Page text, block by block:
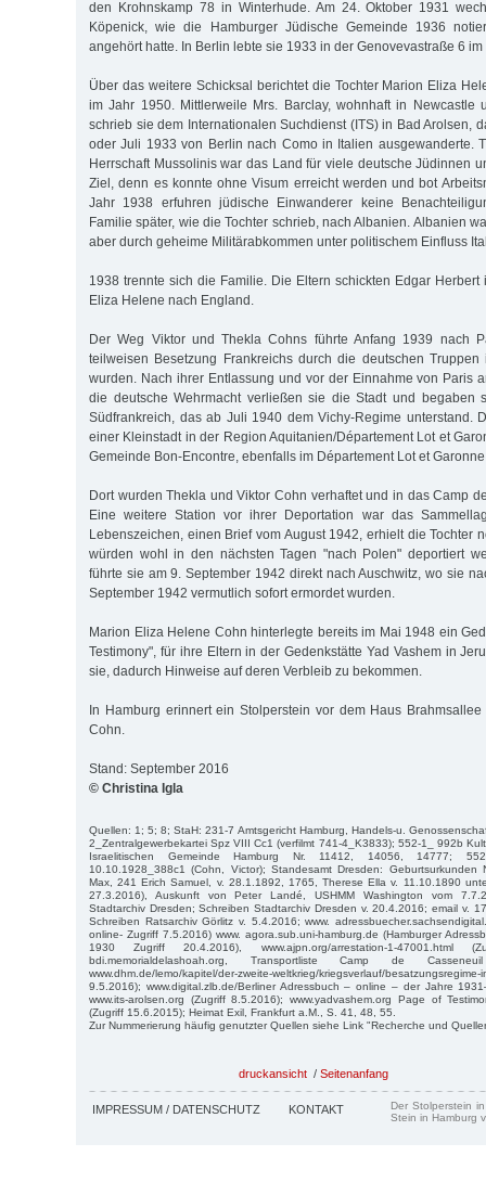
den Krohnskamp 78 in Winterhude. Am 24. Oktober 1931
Köpenick, wie die Hamburger Jüdische Gemeinde 1936
angehört hatte. In Berlin lebte sie 1933 in der Genovevastraße 6
Über das weitere Schicksal berichtet die Tochter Marion Eliza
im Jahr 1950. Mittlerweile Mrs. Barclay, wohnhaft in Newcastle
schrieb sie dem Internationalen Suchdienst (ITS) in Bad Arolsen,
oder Juli 1933 von Berlin nach Como in Italien ausgewanderte.
Herrschaft Mussolinis war das Land für viele deutsche Jüdinnen
Ziel, denn es konnte ohne Visum erreicht werden und bot
Jahr 1938 erfuhren jüdische Einwanderer keine
Familie später, wie die Tochter schrieb, nach Albanien. Albanien
aber durch geheime Militärabkommen unter politischem Einfluss
1938 trennte sich die Familie. Die Eltern schickten Edgar
Eliza Helene nach England.
Der Weg Viktor und Thekla Cohns führte Anfang 1939 nach
teilweisen Besetzung Frankreichs durch die deutschen
wurden. Nach ihrer Entlassung und vor der Einnahme von Paris
die deutsche Wehrmacht verließen sie die Stadt und begaben
Südfrankreich, das ab Juli 1940 dem Vichy-Regime unterstand.
einer Kleinstadt in der Region Aquitanien/Département Lot et
Gemeinde Bon-Encontre, ebenfalls im Département Lot et
Dort wurden Thekla und Viktor Cohn verhaftet und in das Camp
Eine weitere Station vor ihrer Deportation war das
Lebenszeichen, einen Brief vom August 1942, erhielt die Tochter
würden wohl in den nächsten Tagen "nach Polen" deportiert
führte sie am 9. September 1942 direkt nach Auschwitz, wo sie
September 1942 vermutlich sofort ermordet wurden.
Marion Eliza Helene Cohn hinterlegte bereits im Mai 1948 ein
Testimony", für ihre Eltern in der Gedenkstätte Yad Vashem in
sie, dadurch Hinweise auf deren Verbleib zu bekommen.
In Hamburg erinnert ein Stolperstein vor dem Haus
Cohn.
Stand: September 2016
© Christina Igla
Quellen: 1; 5; 8; StaH: 231-7 Amtsgericht Hamburg, Handels-u.
2_Zentralgewerbekartei Spz VIII Cc1 (verfilmt 741-4_K3833); 552-1_ 992b
Israelitischen Gemeinde Hamburg Nr. 11412, 14056, 14777; 552-
10.10.1928_388c1 (Cohn, Victor); Standesamt Dresden: Geburtsurkunden
Max, 241 Erich Samuel, v. 28.1.1892, 1765, Therese Ella v. 11.10.1890
27.3.2016), Auskunft von Peter Landé, USHMM Washington vom
Stadtarchiv Dresden; Schreiben Stadtarchiv Dresden v. 20.4.2016; email v.
Schreiben Ratsarchiv Görlitz v. 5.4.2016; www.
online- Zugriff 7.5.2016) www. agora.sub.uni-hamburg.de (Hamburger
1930 Zugriff 20.4.2016), www.ajpn.org/arrestation-1-47001.html
bdi.memorialdelashoah.org, Transportliste Camp de
www.dhm.de/lemo/kapitel/der-zweite-weltkrieg/kriegsverlauf/
9.5.2016); www.digital.zlb.de/Berliner Adressbuch – online – der Jahre
www.its-arolsen.org (Zugriff 8.5.2016); www.yadvashem.org Page of
(Zugriff 15.6.2015); Heimat Exil, Frankfurt a.M., S. 41, 48, 55.
Zur Nummerierung häufig genutzter Quellen siehe Link "Recherche und
druckansicht / Seitenanfang
IMPRESSUM / DATENSCHUTZ KONTAKT
Der Stolperstein
Stein in Hamburg